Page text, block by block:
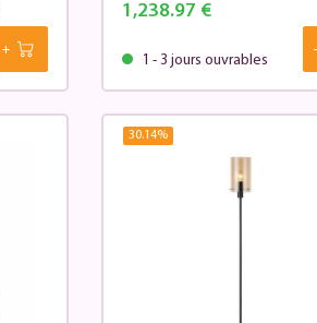
1,238.97 €
1 - 3 jours ouvrables
30.14%